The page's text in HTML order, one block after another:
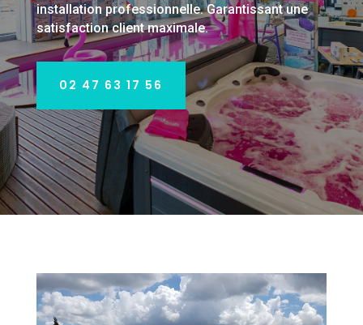
installation professionnelle. Garantissant une
satisfaction client maximale.
02 47 63 17 56